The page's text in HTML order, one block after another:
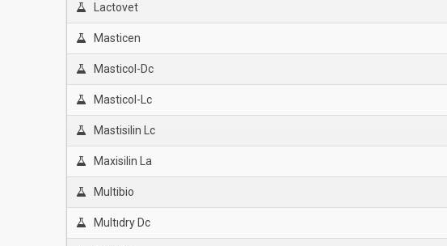
Lactovet
Masticen
Masticol-Dc
Masticol-Lc
Mastisilin Lc
Maxisilin La
Multibio
Multıdry Dc